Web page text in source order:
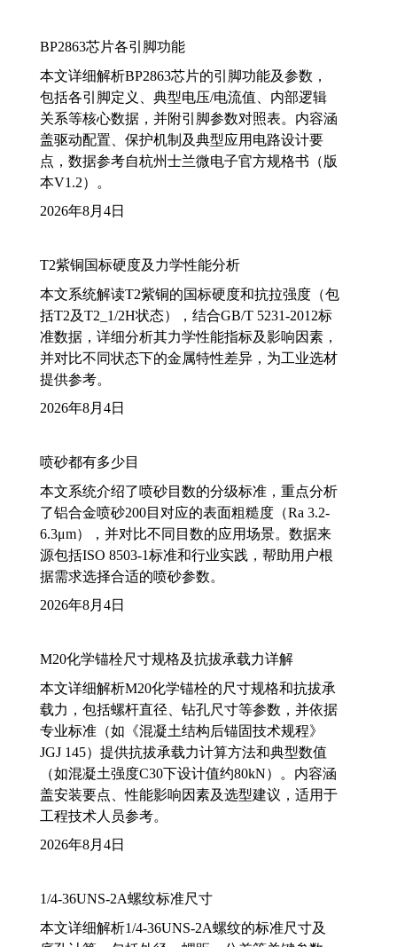
BP2863芯片各引脚功能
本文详细解析BP2863芯片的引脚功能及参数，
包括各引脚定义、典型电压/电流值、内部逻辑
关系等核心数据，并附引脚参数对照表。内容涵
盖驱动配置、保护机制及典型应用电路设计要
点，数据参考自杭州士兰微电子官方规格书（版
本V1.2）。
2026年8月4日
T2紫铜国标硬度及力学性能分析
本文系统解读T2紫铜的国标硬度和抗拉强度（包
括T2及T2_1/2H状态），结合GB/T 5231-2012标
准数据，详细分析其力学性能指标及影响因素，
并对比不同状态下的金属特性差异，为工业选材
提供参考。
2026年8月4日
喷砂都有多少目
本文系统介绍了喷砂目数的分级标准，重点分析
了铝合金喷砂200目对应的表面粗糙度（Ra 3.2-
6.3μm），并对比不同目数的应用场景。数据来
源包括ISO 8503-1标准和行业实践，帮助用户根
据需求选择合适的喷砂参数。
2026年8月4日
M20化学锚栓尺寸规格及抗拔承载力详解
本文详细解析M20化学锚栓的尺寸规格和抗拔承
载力，包括螺杆直径、钻孔尺寸等参数，并依据
专业标准（如《混凝土结构后锚固技术规程》
JGJ 145）提供抗拔承载力计算方法和典型数值
（如混凝土强度C30下设计值约80kN）。内容涵
盖安装要点、性能影响因素及选型建议，适用于
工程技术人员参考。
2026年8月4日
1/4-36UNS-2A螺纹标准尺寸
本文详细解析1/4-36UNS-2A螺纹的标准尺寸及